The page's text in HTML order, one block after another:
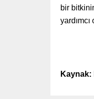
bir
yardımcı
Kaynak: